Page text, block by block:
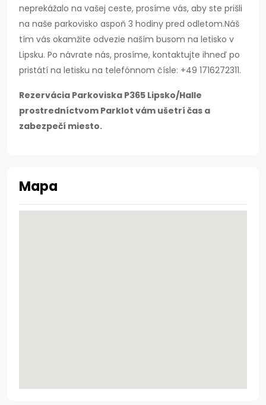
neprekážalo na vašej ceste, prosíme vás, aby ste prišli
na naše parkovisko aspoň 3 hodiny pred odletom.Náš
tím vás okamžite odvezie naším busom na letisko v
Lipsku. Po návrate nás, prosíme, kontaktujte ihneď po
pristátí na letisku na telefónnom čísle: +49 1716272311.
Rezervácia Parkoviska P365 Lipsko/Halle
prostredníctvom Parklot vám ušetrí čas a
zabezpečí miesto.
Mapa